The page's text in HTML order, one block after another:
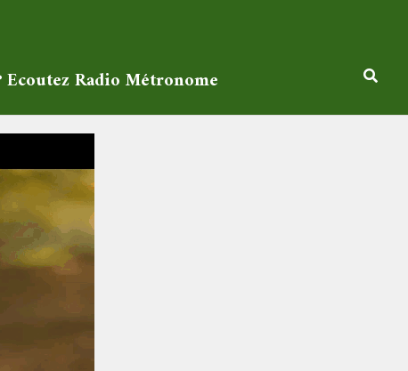
Ecoutez Radio Métronome